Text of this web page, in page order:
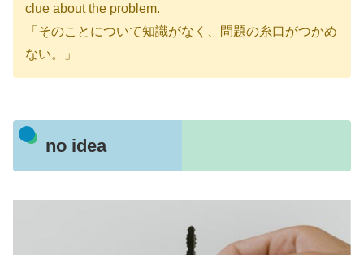
clue about the problem.
「そのことについて知識がなく、問題の糸口がつかめ
ない。」
no idea